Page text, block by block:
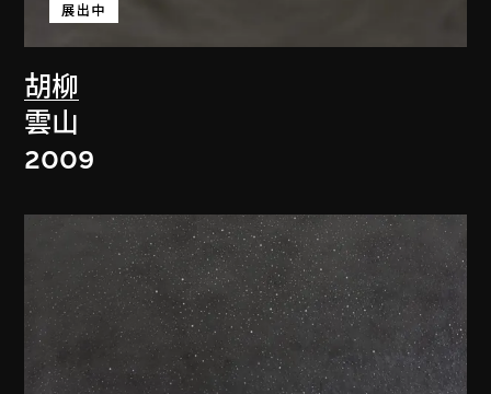
胡柳
展出中
雲山
2009